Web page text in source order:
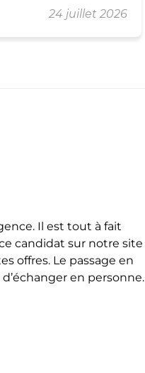
24 juillet 2026
j'espère continuer
Il est tout à fait
candidat sur notre site
offres. Le passage en
en personne.